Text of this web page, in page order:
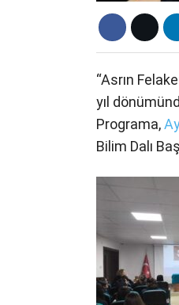
“Asrın
yıl
Programa,
Bilim Dalı